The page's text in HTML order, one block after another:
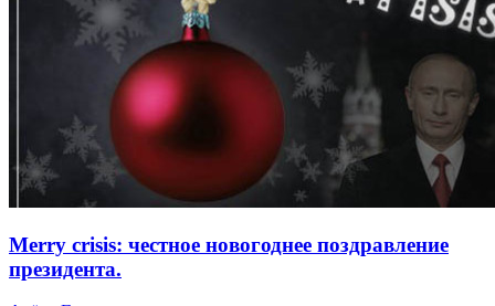
Merry crisis: честное новогоднее поздравление
президента.